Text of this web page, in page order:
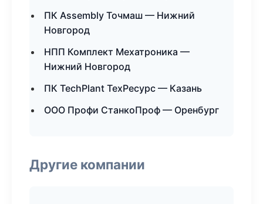
ПК Assembly Точмаш — Нижний
Новгород
НПП Комплект Мехатроника —
Нижний Новгород
ПК TechPlant ТехРесурс — Казань
ООО Профи СтанкоПроф — Оренбург
Другие компании